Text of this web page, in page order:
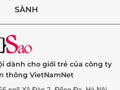
SÀNH
dành cho giới trẻ của công ty
thông VietNamNet